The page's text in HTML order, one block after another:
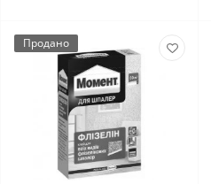
Продано